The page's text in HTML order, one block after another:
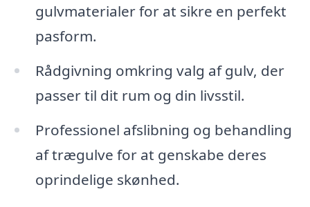
gulvmaterialer for at sikre en perfekt
pasform.
Rådgivning omkring valg af gulv, der
passer til dit rum og din livsstil.
Professionel afslibning og behandling
af trægulve for at genskabe deres
oprindelige skønhed.